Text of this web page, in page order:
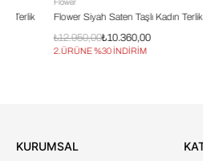
Flower Siyah Saten Taşlı Kadın Terlik
₺10.360,00
₺12.950,00
2.ÜRÜNE %30 İNDİRİM
KURUMSAL